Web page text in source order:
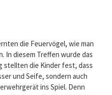
die Feuervögel, wie man
In diesem Treffen wurde das
stellten die Kinder fest, dass
und Seife, sondern auch
ins Spiel. Denn